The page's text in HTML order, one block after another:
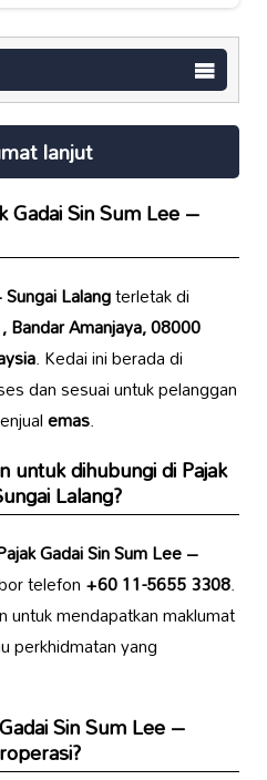
lanjut
Gadai Sin Sum Lee –
Lalangterletak di
Bandar Amanjaya, 08000
. Kedai ini berada di
dan sesuai untuk pelanggan
emas.
untuk dihubungi diPajak
Lalang?
Gadai Sin Sum Lee –
telefon+60 11-5655 3308.
untuk mendapatkan maklumat
perkhidmatan yang
Sin Sum Lee –